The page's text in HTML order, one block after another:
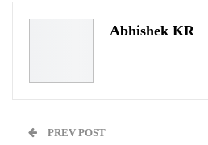
Abhishek KR
PREV POST